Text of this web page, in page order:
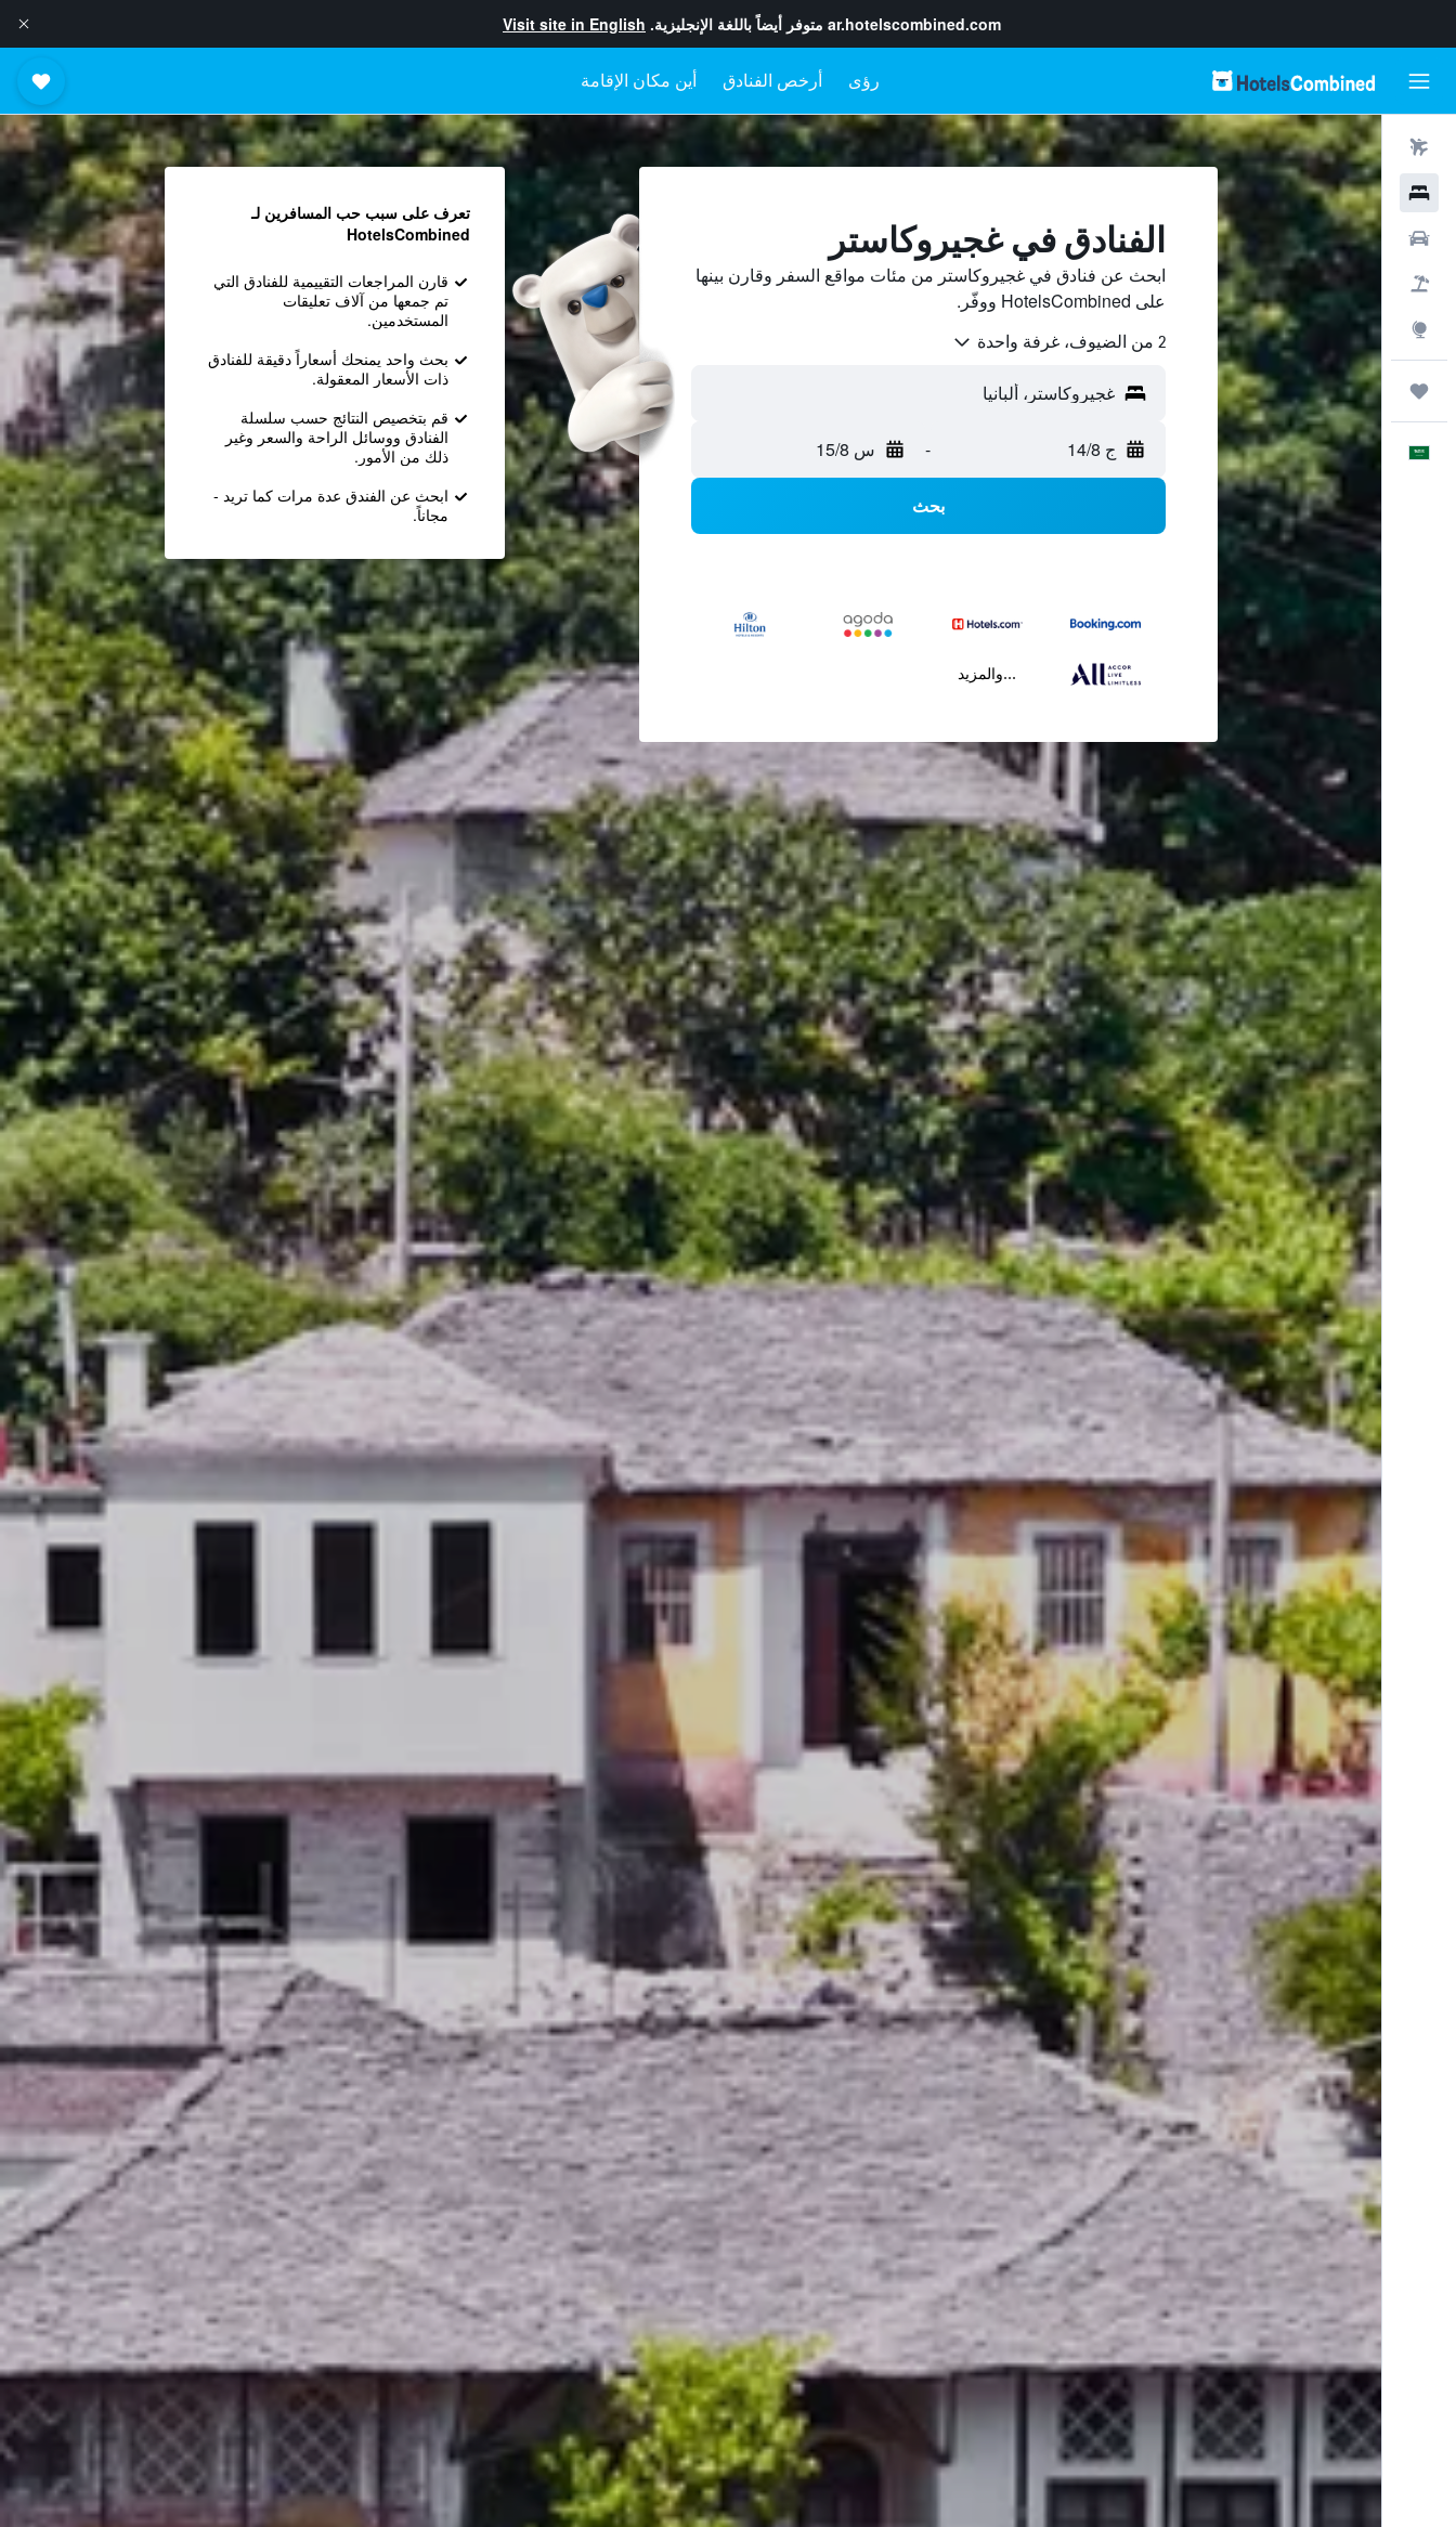
ar.hotelscombined.com متوفر أيضاً باللغة الإنجليزية. Visit site in English
رؤى أرخص الفنادق أين مكان الإقامة
رحلات طيران
فنادق
سيارات
حزم العروض
استكشاف
رحلات
العَرَبِيَّة
الفنادق في غجيروكاستر
ابحث عن فنادق في غجيروكاستر من مئات مواقع السفر وقارن بينها
على HotelsCombined ووفّر.
2 من الضيوف، غرفة واحدة
ج 14/8 - س 15/8
بحث
...والمزيد
تعرف على سبب حب المسافرين لـ
HotelsCombined
قارن المراجعات التقييمية للفنادق التي
تم جمعها من آلاف تعليقات
المستخدمين.
بحث واحد يمنحك أسعاراً دقيقة للفنادق
ذات الأسعار المعقولة.
قم بتخصيص النتائج حسب سلسلة
الفنادق ووسائل الراحة والسعر وغير
ذلك من الأمور.
ابحث عن الفندق عدة مرات كما تريد -
مجاناً.